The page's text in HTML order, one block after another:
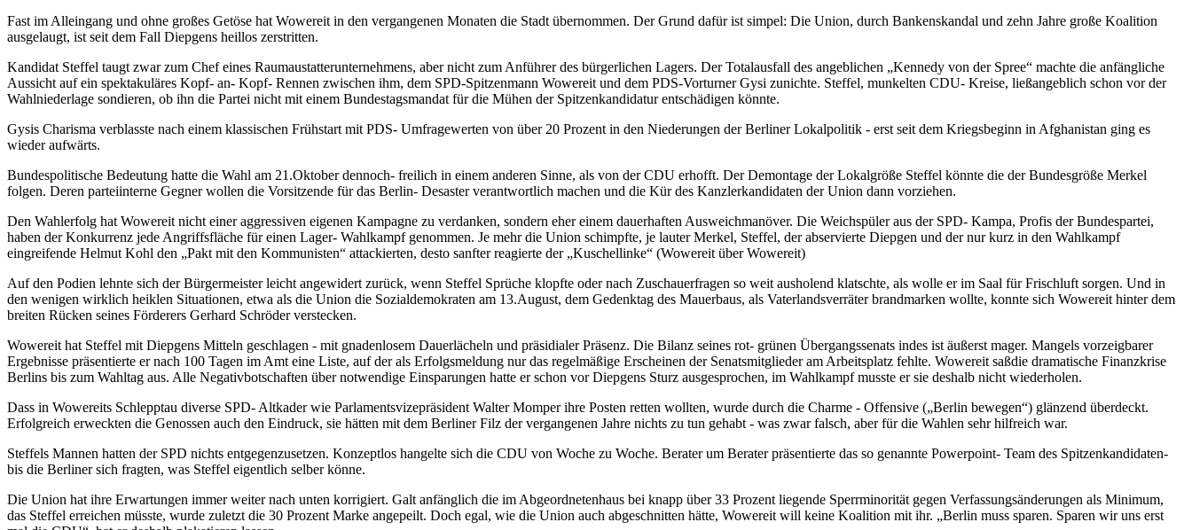
Fast im Alleingang und ohne großes Getöse hat Wowereit in den vergangenen Monaten die Stadt übernommen. Der Grund dafür ist simpel: Die Union, durch Bankenskandal und zehn Jahre große Koalition
ausgelaugt, ist seit dem Fall Diepgens heillos zerstritten.
Kandidat Steffel taugt zwar zum Chef eines Raumaustatterunternehmens, aber nicht zum Anführer des bürgerlichen Lagers. Der Totalausfall des angeblichen „Kennedy von der Spree“ machte die anfängliche
Aussicht auf ein spektakuläres Kopf- an- Kopf- Rennen zwischen ihm, dem SPD-Spitzenmann Wowereit und dem PDS-Vorturner Gysi zunichte. Steffel, munkelten CDU- Kreise, ließangeblich schon vor der
Wahlniederlage sondieren, ob ihn die Partei nicht mit einem Bundestagsmandat für die Mühen der Spitzenkandidatur entschädigen könnte.
Gysis Charisma verblasste nach einem klassischen Frühstart mit PDS- Umfragewerten von über 20 Prozent in den Niederungen der Berliner Lokalpolitik - erst seit dem Kriegsbeginn in Afghanistan ging es
wieder aufwärts.
Bundespolitische Bedeutung hatte die Wahl am 21.Oktober dennoch- freilich in einem anderen Sinne, als von der CDU erhofft. Der Demontage der Lokalgröße Steffel könnte die der Bundesgröße Merkel
folgen. Deren parteiinterne Gegner wollen die Vorsitzende für das Berlin- Desaster verantwortlich machen und die Kür des Kanzlerkandidaten der Union dann vorziehen.
Den Wahlerfolg hat Wowereit nicht einer aggressiven eigenen Kampagne zu verdanken, sondern eher einem dauerhaften Ausweichmanöver. Die Weichspüler aus der SPD- Kampa, Profis der Bundespartei,
haben der Konkurrenz jede Angriffsfläche für einen Lager- Wahlkampf genommen. Je mehr die Union schimpfte, je lauter Merkel, Steffel, der abservierte Diepgen und der nur kurz in den Wahlkampf
eingreifende Helmut Kohl den „Pakt mit den Kommunisten“ attackierten, desto sanfter reagierte der „Kuschellinke“ (Wowereit über Wowereit)
Auf den Podien lehnte sich der Bürgermeister leicht angewidert zurück, wenn Steffel Sprüche klopfte oder nach Zuschauerfragen so weit ausholend klatschte, als wolle er im Saal für Frischluft sorgen. Und in
den wenigen wirklich heiklen Situationen, etwa als die Union die Sozialdemokraten am 13.August, dem Gedenktag des Mauerbaus, als Vaterlandsverräter brandmarken wollte, konnte sich Wowereit hinter dem
breiten Rücken seines Förderers Gerhard Schröder verstecken.
Wowereit hat Steffel mit Diepgens Mitteln geschlagen - mit gnadenlosem Dauerlächeln und präsidialer Präsenz. Die Bilanz seines rot- grünen Übergangssenats indes ist äußerst mager. Mangels vorzeigbarer
Ergebnisse präsentierte er nach 100 Tagen im Amt eine Liste, auf der als Erfolgsmeldung nur das regelmäßige Erscheinen der Senatsmitglieder am Arbeitsplatz fehlte. Wowereit saßdie dramatische Finanzkrise
Berlins bis zum Wahltag aus. Alle Negativbotschaften über notwendige Einsparungen hatte er schon vor Diepgens Sturz ausgesprochen, im Wahlkampf musste er sie deshalb nicht wiederholen.
Dass in Wowereits Schlepptau diverse SPD- Altkader wie Parlamentsvizepräsident Walter Momper ihre Posten retten wollten, wurde durch die Charme - Offensive („Berlin bewegen“) glänzend überdeckt.
Erfolgreich erweckten die Genossen auch den Eindruck, sie hätten mit dem Berliner Filz der vergangenen Jahre nichts zu tun gehabt - was zwar falsch, aber für die Wahlen sehr hilfreich war.
Steffels Mannen hatten der SPD nichts entgegenzusetzen. Konzeptlos hangelte sich die CDU von Woche zu Woche. Berater um Berater präsentierte das so genannte Powerpoint- Team des Spitzenkandidaten-
bis die Berliner sich fragten, was Steffel eigentlich selber könne.
Die Union hat ihre Erwartungen immer weiter nach unten korrigiert. Galt anfänglich die im Abgeordnetenhaus bei knapp über 33 Prozent liegende Sperrminorität gegen Verfassungsänderungen als Minimum,
das Steffel erreichen müsste, wurde zuletzt die 30 Prozent Marke angepeilt. Doch egal, wie die Union auch abgeschnitten hätte, Wowereit will keine Koalition mit ihr. „Berlin muss sparen. Sparen wir uns erst